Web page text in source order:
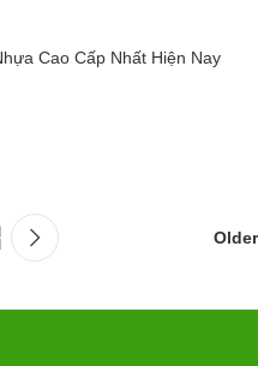
Cao Cấp Nhất Hiện Nay
Older